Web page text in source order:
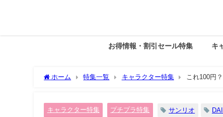
お得情報・割引セール特集 キ
ホーム 特集一覧 キャラクター特集 これ100円
キャラクター特集 プチプラ特集 サンリオ